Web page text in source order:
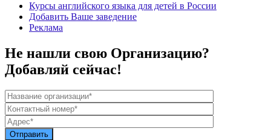
Курсы английского языка для детей в России
Добавить Ваше заведение
Реклама
Не нашли свою Организацию?
Добавляй сейчас!